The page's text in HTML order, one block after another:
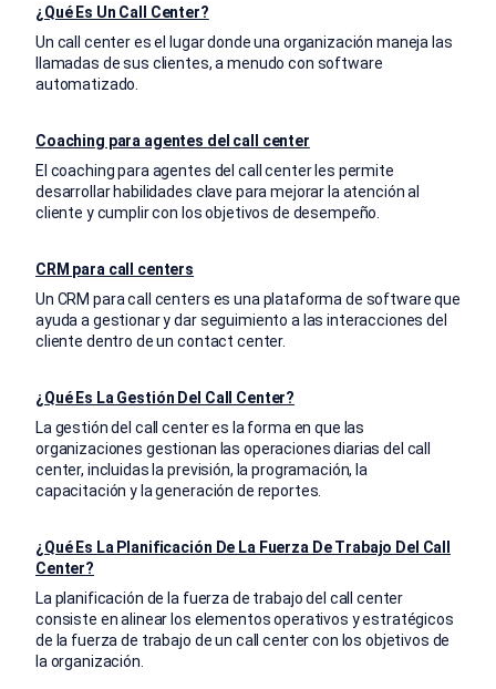
¿Qué Es Un Call Center?
Un call center es el lugar donde una organización maneja las
llamadas de sus clientes, a menudo con software
automatizado.
Coaching para agentes del call center
El coaching para agentes del call center les permite
desarrollar habilidades clave para mejorar la atención al
cliente y cumplir con los objetivos de desempeño.
CRM para call centers
Un CRM para call centers es una plataforma de software que
ayuda a gestionar y dar seguimiento a las interacciones del
cliente dentro de un contact center.
¿Qué Es La Gestión Del Call Center?
La gestión del call center es la forma en que las
organizaciones gestionan las operaciones diarias del call
center, incluidas la previsión, la programación, la
capacitación y la generación de reportes.
¿Qué Es La Planificación De La Fuerza De Trabajo Del Call
Center?
La planificación de la fuerza de trabajo del call center
consiste en alinear los elementos operativos y estratégicos
de la fuerza de trabajo de un call center con los objetivos de
la organización.